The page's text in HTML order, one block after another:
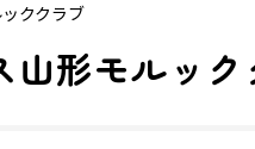
ククラブ
山形モルッ